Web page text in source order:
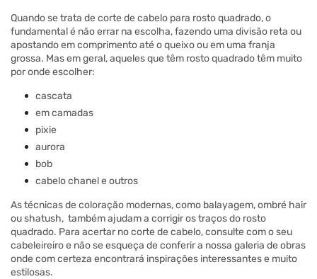
Quando se trata de corte de cabelo para rosto quadrado, o
fundamental é não errar na escolha, fazendo uma divisão reta ou
apostando em comprimento até o queixo ou em uma franja
grossa. Mas em geral, aqueles que têm rosto quadrado têm muito
por onde escolher:
cascata
em camadas
pixie
aurora
bob
cabelo chanel e outros
As técnicas de coloração modernas, como balayagem, ombré hair
ou shatush, também ajudam a corrigir os traços do rosto
quadrado. Para acertar no corte de cabelo, consulte com o seu
cabeleireiro e não se esqueça de conferir a nossa galeria de obras
onde com certeza encontrará inspirações interessantes e muito
estilosas.